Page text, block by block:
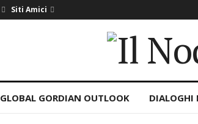
Siti Amici
GLOBAL GORDIAN OUTLOOK DIALOGHI